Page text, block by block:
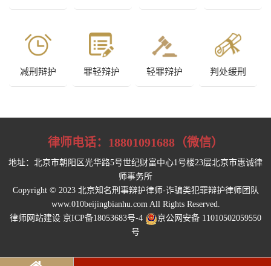
减刑辩护 罪轻辩护 轻罪辩护 判处缓刑
律师电话： 18801091688（微信）
地址：北京市朝阳区光华路5号世纪财富中心1号楼23层北京市惠诚律
师事务所
Copyright © 2023 北京知名刑事辩护律师-诈骗类犯罪辩护律师团队
www.010beijingbianhu.com All Rights Reserved.
律师网站建设 京ICP备18053683号-4
京公网安备 11010502059550
号